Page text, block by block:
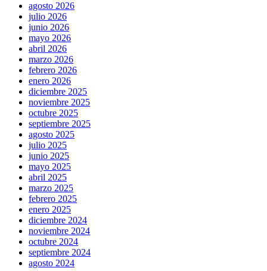
agosto 2026
julio 2026
junio 2026
mayo 2026
abril 2026
marzo 2026
febrero 2026
enero 2026
diciembre 2025
noviembre 2025
octubre 2025
septiembre 2025
agosto 2025
julio 2025
junio 2025
mayo 2025
abril 2025
marzo 2025
febrero 2025
enero 2025
diciembre 2024
noviembre 2024
octubre 2024
septiembre 2024
agosto 2024